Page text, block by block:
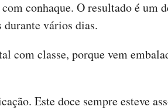
conhaque. O resultado é um
durante vários dias.
com classe, porque vem
Este doce sempre esteve